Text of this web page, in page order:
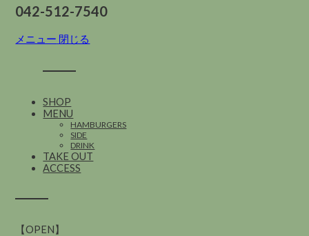
042-512-7540
メニュー 閉じる
SHOP
MENU
HAMBURGERS
SIDE
DRINK
TAKE OUT
ACCESS
【OPEN】